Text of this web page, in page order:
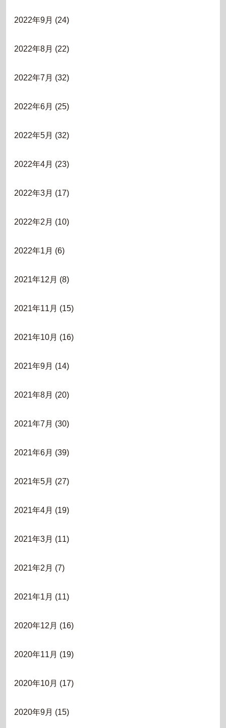
2022年9月 (24)
2022年8月 (22)
2022年7月 (32)
2022年6月 (25)
2022年5月 (32)
2022年4月 (23)
2022年3月 (17)
2022年2月 (10)
2022年1月 (6)
2021年12月 (8)
2021年11月 (15)
2021年10月 (16)
2021年9月 (14)
2021年8月 (20)
2021年7月 (30)
2021年6月 (39)
2021年5月 (27)
2021年4月 (19)
2021年3月 (11)
2021年2月 (7)
2021年1月 (11)
2020年12月 (16)
2020年11月 (19)
2020年10月 (17)
2020年9月 (15)